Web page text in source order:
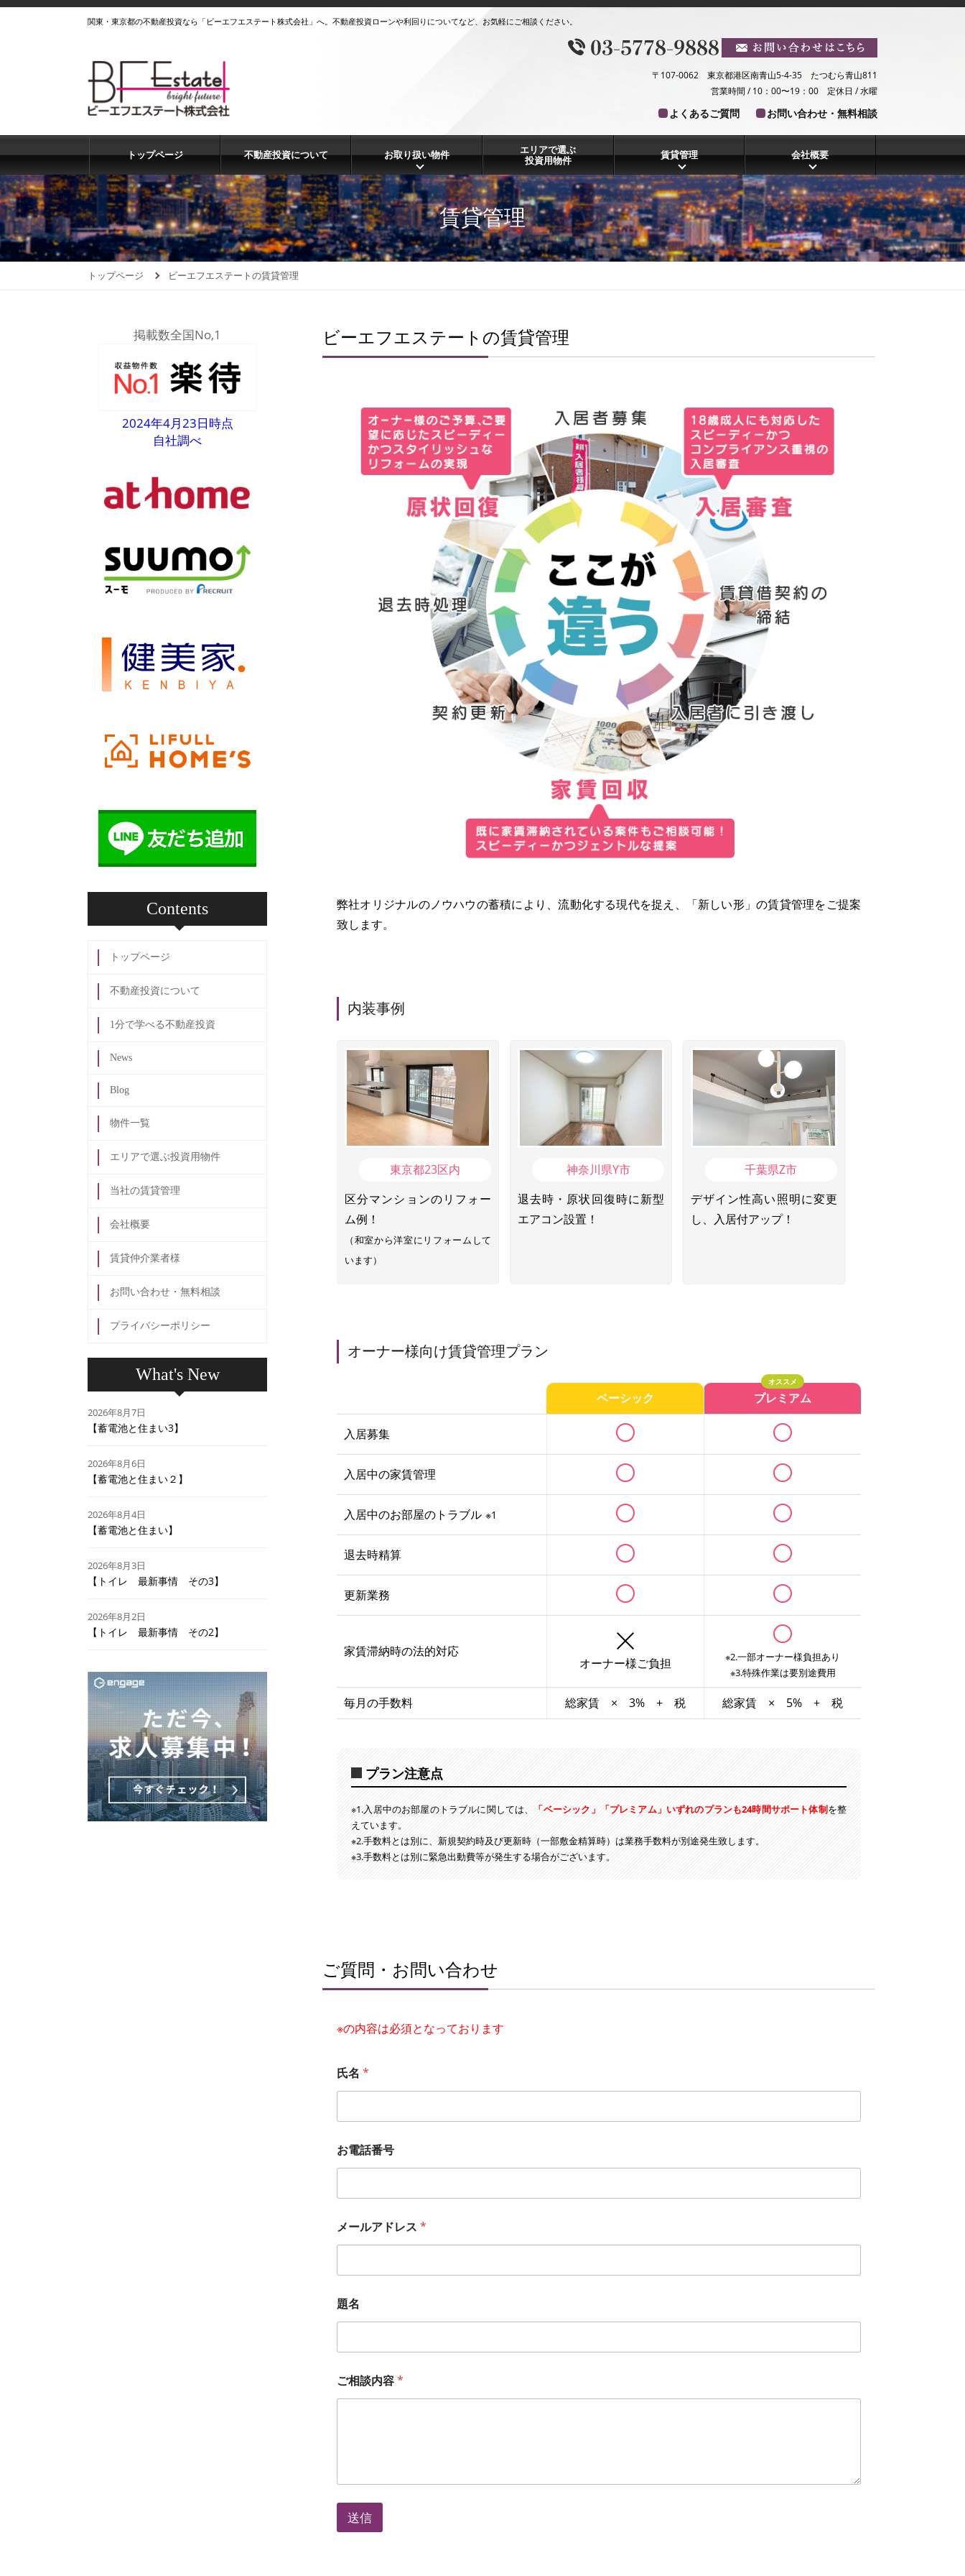
関東・東京都の不動産投資なら「ビーエフエステート株式会社」へ。不動産投資ローンや利回りについてなど、お気軽にご相談ください。
〒107-0062 東京都港区南青山5-4-35 たつむら青山811
営業時間 / 10：00〜19：00 定休日 / 水曜
よくあるご質問 お問い合わせ・無料相談
トップページ 不動産投資について お取り扱い物件
エリアで選ぶ
投資用物件
賃貸管理 会社概要
賃貸管理
トップページ ビーエフエステートの賃貸管理
ビーエフエステートの賃貸管理
弊社オリジナルのノウハウの蓄積により、流動化する現代を捉え、「新しい形」の賃貸管理をご提案
致します。
内装事例
東京都23区内
区分マンションのリフォー
ム例！
（和室から洋室にリフォームして
います）
神奈川県Y市
退去時・原状回復時に新型
エアコン設置！
千葉県Z市
デザイン性高い照明に変更
し、入居付アップ！
オーナー様向け賃貸管理プラン
ベーシック
オススメ
プレミアム
入居募集
入居中の家賃管理
入居中のお部屋のトラブル ※1
退去時精算
更新業務
家賃滞納時の法的対応
オーナー様ご負担
※2.一部オーナー様負担あり
※3.特殊作業は要別途費用
毎月の手数料 総家賃 × 3% + 税 総家賃 × 5% + 税
プラン注意点
※1.入居中のお部屋のトラブルに関しては、「ベーシック」「プレミアム」いずれのプランも24時間サポート体制を整
えています。
※2.手数料とは別に、新規契約時及び更新時（一部敷金精算時）は業務手数料が別途発生致します。
※3.手数料とは別に緊急出動費等が発生する場合がございます。
ご質問・お問い合わせ
※の内容は必須となっております
氏名 *
お電話番号
メールアドレス *
名
*
題名
ご相談内容*
送信
掲載数全国No,1
2024年4月23日時点
自社調べ
Contents
トップページ
不動産投資について
1分で学べる不動産投資
News
Blog
物件一覧
エリアで選ぶ投資用物件
当社の賃貸管理
会社概要
賃貸仲介業者様
お問い合わせ・無料相談
プライバシーポリシー
What's New
2026年8月7日
【蓄電池と住まい3】
2026年8月6日
【蓄電池と住まい２】
2026年8月4日
【蓄電池と住まい】
2026年8月3日
【トイレ 最新事情 その3】
2026年8月2日
【トイレ 最新事情 その2】